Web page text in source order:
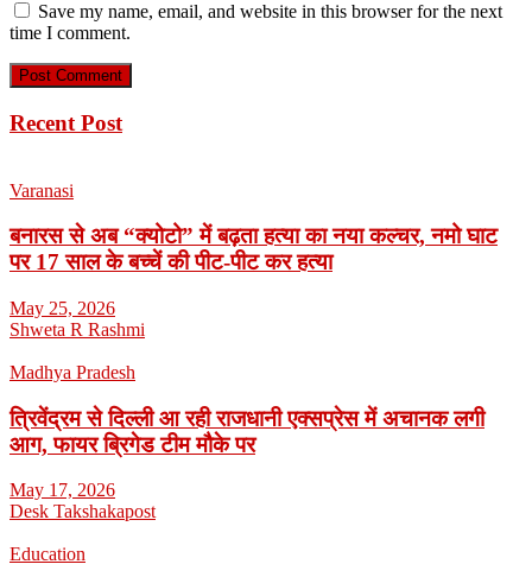
Save my name, email, and website in this browser for the next
time I comment.
Recent Post
Varanasi
बनारस से अब “क्योटो” में बढ़ता हत्या का नया कल्चर, नमो घाट
पर 17 साल के बच्चें की पीट-पीट कर हत्या
May 25, 2026
Shweta R Rashmi
Madhya Pradesh
त्रिवेंद्रम से दिल्ली आ रही राजधानी एक्सप्रेस में अचानक लगी
आग, फायर ब्रिगेड टीम मौके पर
May 17, 2026
Desk Takshakapost
Education